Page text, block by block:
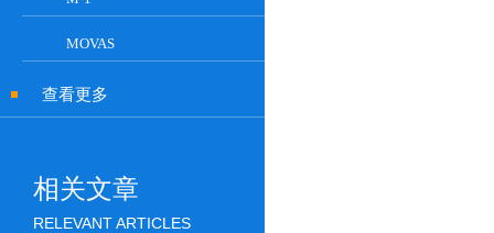
MOVAS
查看更多
相关文章
RELEVANT ARTICLES